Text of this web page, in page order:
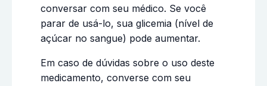
conversar com seu médico. Se você
parar de usá-lo, sua glicemia (nível de
açúcar no sangue) pode aumentar.
Em caso de dúvidas sobre o uso deste
medicamento, converse com seu